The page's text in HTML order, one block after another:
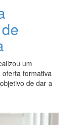
um
oferta formativa
de dar a